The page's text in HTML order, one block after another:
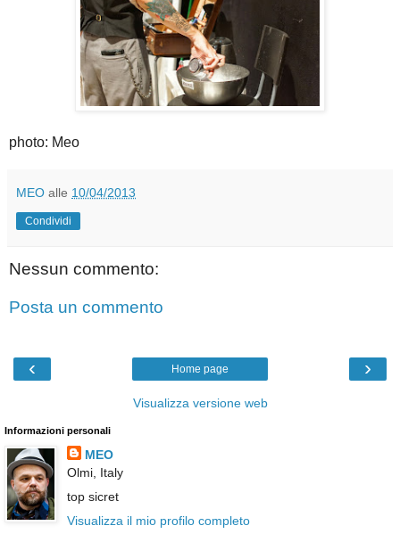
photo: Meo
MEO alle 10/04/2013
Condividi
Nessun commento:
Posta un commento
‹ ›
Home page
Visualizza versione web
Informazioni personali
MEO
Olmi, Italy
top sicret
Visualizza il mio profilo completo